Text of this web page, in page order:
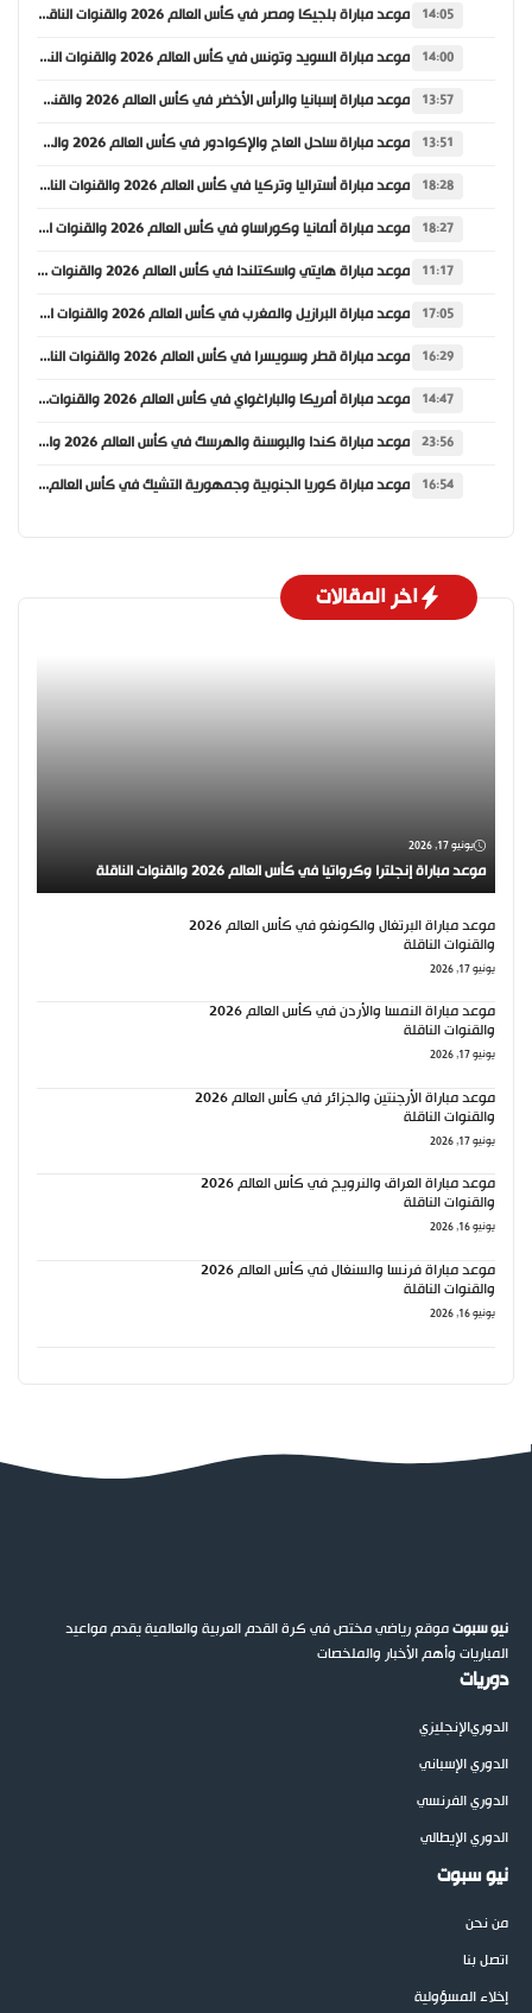
14:05 موعد مباراة بلجيكا ومصر في كأس العالم 2026 والقنوات الناقلة
14:00 موعد مباراة السويد وتونس في كأس العالم 2026 والقنوات الناقلة
13:57 موعد مباراة إسبانيا والرأس الأخضر في كأس العالم 2026 والقنوات الناقلة
13:51 موعد مباراة ساحل العاج والإكوادور في كأس العالم 2026 والقنوات الناقلة
18:28 موعد مباراة أستراليا وتركيا في كأس العالم 2026 والقنوات الناقلة
18:27 موعد مباراة ألمانيا وكوراساو في كأس العالم 2026 والقنوات الناقلة
11:17 موعد مباراة هايتي واسكتلندا في كأس العالم 2026 والقنوات الناقلة
17:05 موعد مباراة البرازيل والمغرب في كأس العالم 2026 والقنوات الناقلة
16:29 موعد مباراة قطر وسويسرا في كأس العالم 2026 والقنوات الناقلة
14:47 موعد مباراة أمريكا والباراغواي في كأس العالم 2026 والقنوات الناقلة
23:56 موعد مباراة كندا والبوسنة والهرسك في كأس العالم 2026 والقنوات الناقلة
16:54 موعد مباراة كوريا الجنوبية وجمهورية التشيك في كأس العالم 2026 والقنوات الناقلة
اخر المقالات
يونيو 17, 2026
موعد مباراة إنجلترا وكرواتيا في كأس العالم 2026 والقنوات الناقلة
موعد مباراة البرتغال والكونغو في كأس العالم 2026
والقنوات الناقلة
يونيو 17, 2026
موعد مباراة النمسا والأردن في كأس العالم 2026
والقنوات الناقلة
يونيو 17, 2026
موعد مباراة الأرجنتين والجزائر في كأس العالم 2026
والقنوات الناقلة
يونيو 17, 2026
موعد مباراة العراق والنرويج في كأس العالم 2026
والقنوات الناقلة
يونيو 16, 2026
موعد مباراة فرنسا والسنغال في كأس العالم 2026
والقنوات الناقلة
يونيو 16, 2026
نيو سبوتموقع رياضي مختص في كرة القدم العربية والعالمية يقدم مواعيد
المباريات وأهم الأخبار والملخصات
دوريات
الدوريالإنجليزي
الدوري الإسباني
الدوري الفرنسي
الدوري الإيطالي
نيو سبوت
من نحن
اتصل بنا
إخلاء المسؤولية